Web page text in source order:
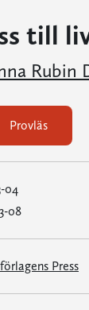
till
Rubin
Provläs
04
08
Press